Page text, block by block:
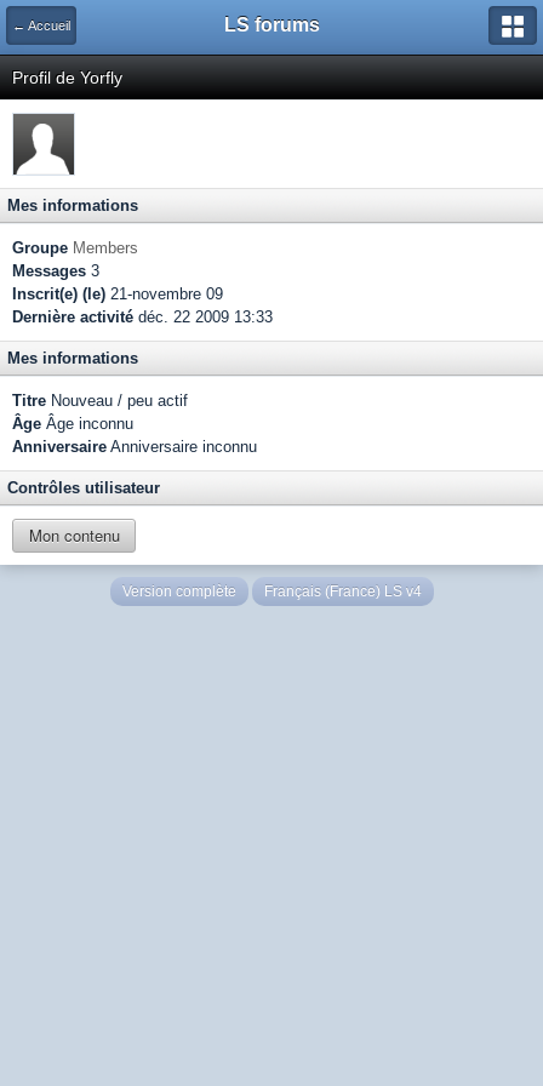
← Accueil LS forums
Profil de Yorfly
Mes informations
Groupe Members
Messages 3
Inscrit(e) (le) 21-novembre 09
Dernière activité déc. 22 2009 13:33
Mes informations
Titre Nouveau / peu actif
Âge Âge inconnu
Anniversaire Anniversaire inconnu
Contrôles utilisateur
Mon contenu
Version complète Français (France) LS v4